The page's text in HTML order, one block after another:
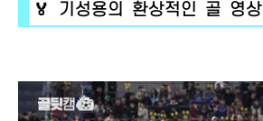
🏅 기성용의 환상적인 골 영상